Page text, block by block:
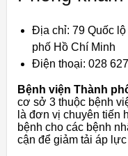
Địa chỉ: 79 Quốc
phố Hồ Chí Minh
Điện thoại: 028
Bệnh viện Thành
cơ sở 3 thuộc bệnh
là đơn vị chuyên tiến
bệnh cho các bệnh
cận để giảm tải áp